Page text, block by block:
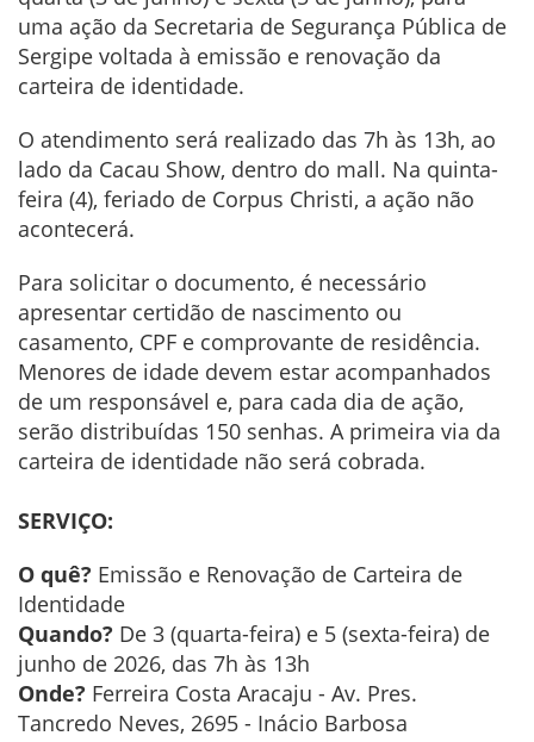
uma ação da Secretaria de Segurança Pública de
Sergipe voltada à emissão e renovação da
carteira de identidade.
O atendimento será realizado das 7h às 13h, ao
lado da Cacau Show, dentro do mall. Na quinta-
feira (4), feriado de Corpus Christi, a ação não
acontecerá.
Para solicitar o documento, é necessário
apresentar certidão de nascimento ou
casamento, CPF e comprovante de residência.
Menores de idade devem estar acompanhados
de um responsável e, para cada dia de ação,
serão distribuídas 150 senhas. A primeira via da
carteira de identidade não será cobrada.
SERVIÇO:
O quê? Emissão e Renovação de Carteira de
Identidade
Quando? De 3 (quarta-feira) e 5 (sexta-feira) de
junho de 2026, das 7h às 13h
Onde? Ferreira Costa Aracaju - Av. Pres.
Tancredo Neves, 2695 - Inácio Barbosa